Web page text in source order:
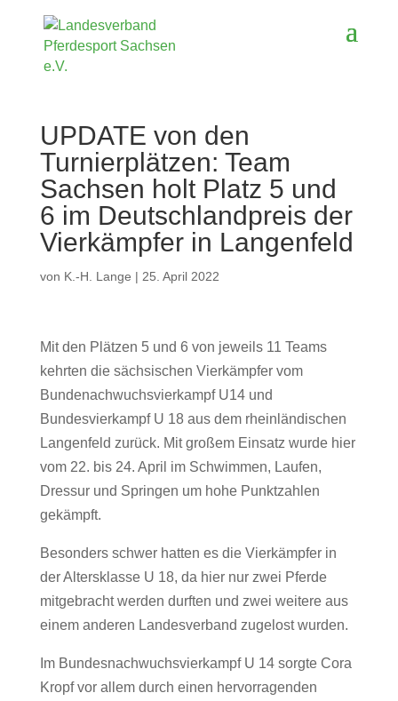
UPDATE von den
Turnierplätzen: Team
Sachsen holt Platz 5 und
6 im Deutschlandpreis der
Vierkämpfer in Langenfeld
von K.-H. Lange | 25. April 2022
Mit den Plätzen 5 und 6 von jeweils 11 Teams
kehrten die sächsischen Vierkämpfer vom
Bundenachwuchsvierkampf U14 und
Bundesvierkampf U 18 aus dem rheinländischen
Langenfeld zurück. Mit großem Einsatz wurde hier
vom 22. bis 24. April im Schwimmen, Laufen,
Dressur und Springen um hohe Punktzahlen
gekämpft.
Besonders schwer hatten es die Vierkämpfer in
der Altersklasse U 18, da hier nur zwei Pferde
mitgebracht werden durften und zwei weitere aus
einem anderen Landesverband zugelost wurden.
Im Bundesnachwuchsvierkampf U 14 sorgte Cora
Kropf vor allem durch einen hervorragenden